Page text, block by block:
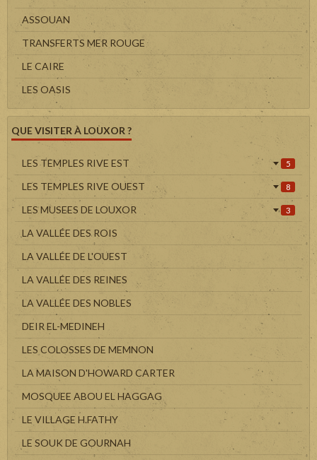
ASSOUAN
TRANSFERTS MER ROUGE
LE CAIRE
LES OASIS
QUE VISITER À LOUXOR ?
LES TEMPLES RIVE EST 5
LES TEMPLES RIVE OUEST 8
LES MUSEES DE LOUXOR 3
LA VALLÉE DES ROIS
LA VALLÉE DE L'OUEST
LA VALLÉE DES REINES
LA VALLÉE DES NOBLES
DEIR EL-MEDINEH
LES COLOSSES DE MEMNON
LA MAISON D'HOWARD CARTER
MOSQUEE ABOU EL HAGGAG
LE VILLAGE H.FATHY
LE SOUK DE GOURNAH